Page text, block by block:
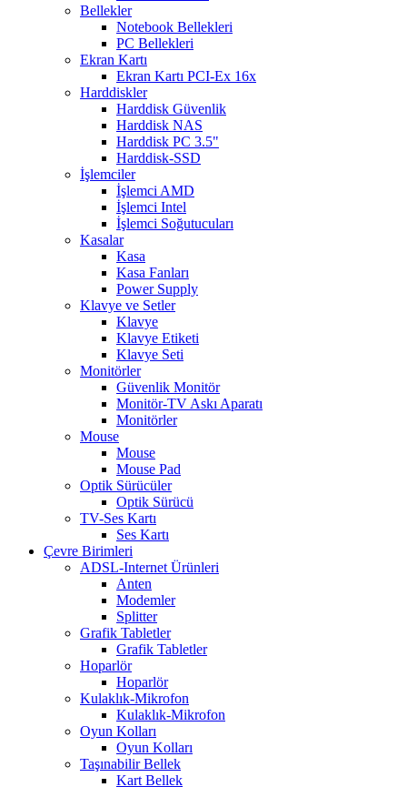
Bellekler
Notebook Bellekleri
PC Bellekleri
Ekran Kartı
Ekran Kartı PCI-Ex 16x
Harddiskler
Harddisk Güvenlik
Harddisk NAS
Harddisk PC 3.5"
Harddisk-SSD
İşlemciler
İşlemci AMD
İşlemci Intel
İşlemci Soğutucuları
Kasalar
Kasa
Kasa Fanları
Power Supply
Klavye ve Setler
Klavye
Klavye Etiketi
Klavye Seti
Monitörler
Güvenlik Monitör
Monitör-TV Askı Aparatı
Monitörler
Mouse
Mouse
Mouse Pad
Optik Sürücüler
Optik Sürücü
TV-Ses Kartı
Ses Kartı
Çevre Birimleri
ADSL-Internet Ürünleri
Anten
Modemler
Splitter
Grafik Tabletler
Grafik Tabletler
Hoparlör
Hoparlör
Kulaklık-Mikrofon
Kulaklık-Mikrofon
Oyun Kolları
Oyun Kolları
Taşınabilir Bellek
Kart Bellek